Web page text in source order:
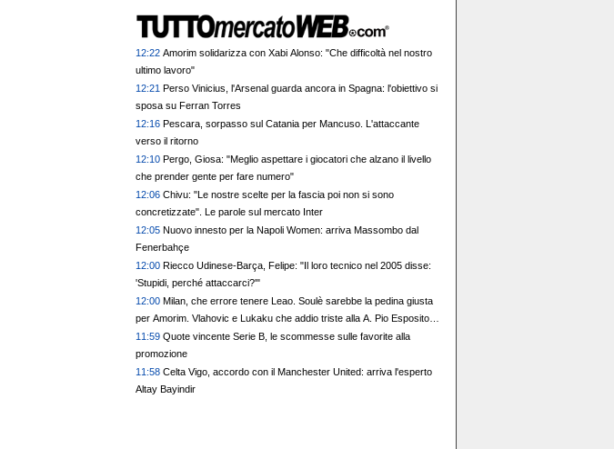
12:22 Amorim solidarizza con Xabi Alonso: "Che difficoltà nel nostro
ultimo lavoro"
12:21 Perso Vinicius, l'Arsenal guarda ancora in Spagna: l'obiettivo si
sposa su Ferran Torres
12:16 Pescara, sorpasso sul Catania per Mancuso. L'attaccante
verso il ritorno
12:10 Pergo, Giosa: "Meglio aspettare i giocatori che alzano il livello
che prender gente per fare numero"
12:06 Chivu: "Le nostre scelte per la fascia poi non si sono
concretizzate". Le parole sul mercato Inter
12:05 Nuovo innesto per la Napoli Women: arriva Massombo dal
Fenerbahçe
12:00 Riecco Udinese-Barça, Felipe: "Il loro tecnico nel 2005 disse:
'Stupidi, perché attaccarci?'"
12:00 Milan, che errore tenere Leao. Soulè sarebbe la pedina giusta
per Amorim. Vlahovic e Lukaku che addio triste alla A. Pio Esposito
può spostare il valore dell’Inter. Cosa chiedo a Zola
11:59 Quote vincente Serie B, le scommesse sulle favorite alla
promozione
11:58 Celta Vigo, accordo con il Manchester United: arriva l'esperto
Altay Bayindir